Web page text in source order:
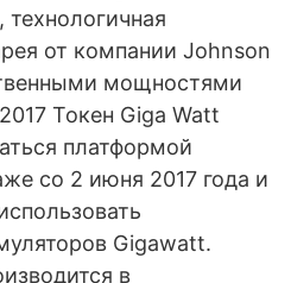
технологичная
от компании Johnson
мощностями
Токен Giga Watt
платформой
со 2 июня 2017 года и
Gigawatt.
в